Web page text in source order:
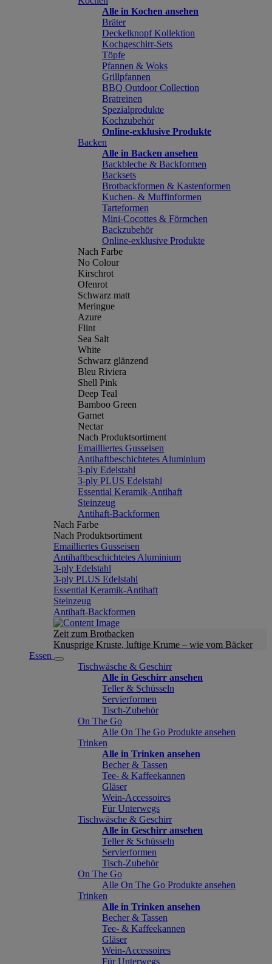
Alle in Kochen ansehen
Bräter
Deckelknopf Kollektion
Kochgeschirr-Sets
Töpfe
Pfannen & Woks
Grillpfannen
BBQ Outdoor Collection
Bratreinen
Spezialprodukte
Kochzubehör
Online-exklusive Produkte
Backen
Alle in Backen ansehen
Backbleche & Backformen
Backsets
Brotbackformen & Kastenformen
Kuchen- & Muffinformen
Tarteformen
Mini-Cocottes & Förmchen
Backzubehör
Online-exklusive Produkte
Nach Farbe
No Colour
Kirschrot
Ofenrot
Schwarz matt
Meringue
Azure
Flint
Sea Salt
White
Schwarz glänzend
Bleu Riviera
Shell Pink
Deep Teal
Bamboo Green
Garnet
Nectar
Nach Produktsortiment
Emailliertes Gusseisen
Antihaftbeschichtetes Aluminium
3-ply Edelstahl
3-ply PLUS Edelstahl
Essential Keramik-Antihaft
Steinzeug
Antihaft-Backformen
Nach Farbe
Nach Produktsortiment
Emailliertes Gusseisen
Antihaftbeschichtetes Aluminium
3-ply Edelstahl
3-ply PLUS Edelstahl
Essential Keramik-Antihaft
Steinzeug
Antihaft-Backformen
Zeit zum Brotbacken
Knusprige Kruste, luftige Krume – wie vom Bäcker
Essen
Tischwäsche & Geschirr
Alle in Geschirr ansehen
Teller & Schüsseln
Servierformen
Tisch-Zubehör
On The Go
Alle On The Go Produkte ansehen
Trinken
Alle in Trinken ansehen
Becher & Tassen
Tee- & Kaffeekannen
Gläser
Wein-Accessoires
Für Unterwegs
Tischwäsche & Geschirr
Alle in Geschirr ansehen
Teller & Schüsseln
Servierformen
Tisch-Zubehör
On The Go
Alle On The Go Produkte ansehen
Trinken
Alle in Trinken ansehen
Becher & Tassen
Tee- & Kaffeekannen
Gläser
Wein-Accessoires
Für Unterwegs